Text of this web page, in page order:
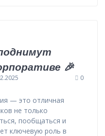
🎉
0
— это отличная
не только
пообщаться и
ключевую роль в